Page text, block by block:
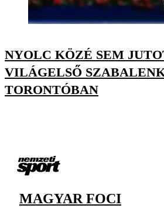
NYOLC KÖZÉ SEM
VILÁGELSŐ
TORONTÓBAN
MAGYAR FOCI